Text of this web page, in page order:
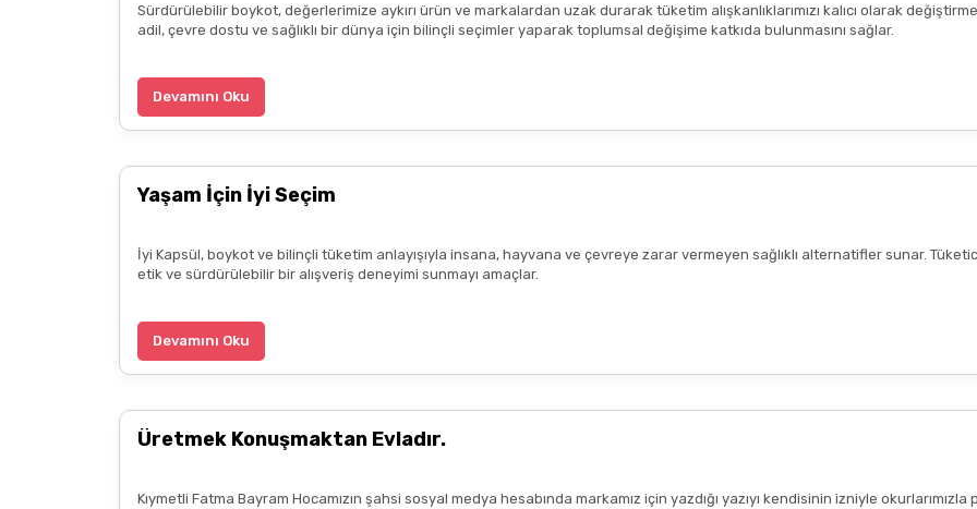
Sürdürülebilir boykot, değerlerimize aykırı ürün ve markalardan uzak durarak tüketim alışkanlıklarımızı kalıcı olarak
adil, çevre dostu ve sağlıklı bir dünya için bilinçli seçimler yaparak toplumsal değişime katkıda bulunmasını sağlar.
Devamını Oku
Yaşam İçin İyi Seçim
İyi Kapsül, boykot ve bilinçli tüketim anlayışıyla insana, hayvana ve çevreye zarar vermeyen sağlıklı alternatifler sunar.
etik ve sürdürülebilir bir alışveriş deneyimi sunmayı amaçlar.
Devamını Oku
Üretmek Konuşmaktan Evladır.
Kıymetli Fatma Bayram Hocamızın şahsi sosyal medya hesabında markamız için yazdığı yazıyı kendisinin izniyle okurlarımızla